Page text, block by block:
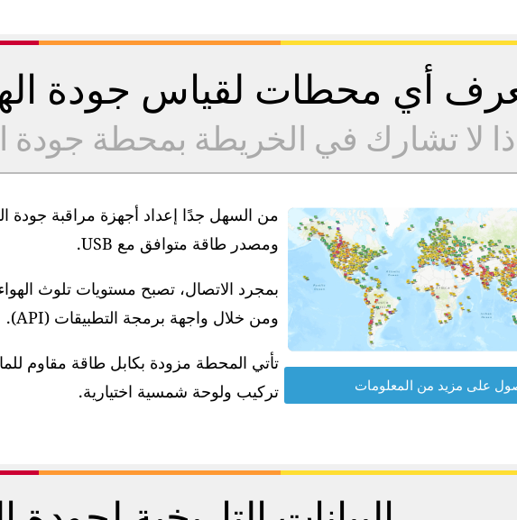
أي محطات لقياس جودة
لا تشارك في الخريطة بمحطة جودة
ومصدر طاقة متوافق مع USB.
بمجرد الاتصال، تصبح مستويات تلوث
ومن خلال واجهة برمجة التطبيقات (API).
تركيب ولوحة شمسية اختيارية.
على مزيد من المعلومات